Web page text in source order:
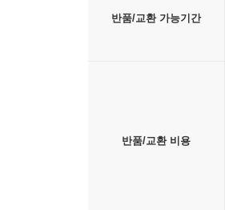
반품/교환 가능기간
반품/교환 비용